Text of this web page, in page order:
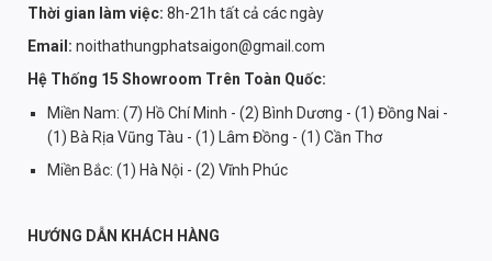
Thời gian làm việc: 8h-21h tất cả các ngày
Email: noithathungphatsaigon@gmail.com
Hệ Thống 15 Showroom Trên Toàn Quốc:
Miền Nam: (7) Hồ Chí Minh - (2) Bình Dương - (1) Đồng Nai -
(1) Bà Rịa Vũng Tàu - (1) Lâm Đồng - (1) Cần Thơ
Miền Bắc: (1) Hà Nội - (2) Vĩnh Phúc
HƯỚNG DẪN KHÁCH HÀNG